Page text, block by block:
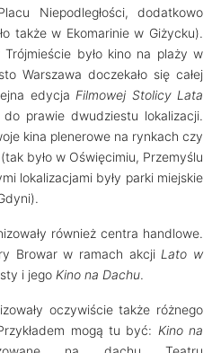
Niepodległości, dodatkowo
także w Ekomarinie w Giżycku).
było kino na plaży w
Warszawa doczekało się całej
edycja Filmowej Stolicy Lata
prawie dwudziestu lokalizacji.
kina plenerowe na rynkach czy
było w Oświęcimiu, Przemyślu
lokalizacjami były parki miejskie
również centra handlowe.
Browar w ramach akcji Lato w
i jego Kino na Dachu.
oczywiście także różnego
mogą tu być: Kino na